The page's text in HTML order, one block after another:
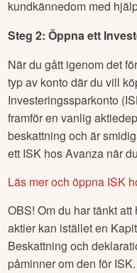
kundkännedom med
Steg 2: Öppna ett
När du gått igenom det
typ av konto där du vill
Investeringssparkonto
framför en vanlig
beskattning och är
ett ISK hos Avanza när
Läs mer och öppna ISK
OBS! Om du har tänkt
aktier kan istället en
Beskattning och
påminner om den för ISK.